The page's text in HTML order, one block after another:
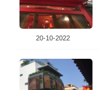
20-10-2022